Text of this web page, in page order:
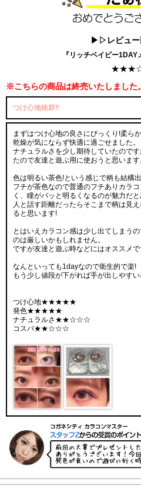
▶▷レビュ
『リッチベイビー1DAY
※こちらの商品は終売いたしました。
つけ心地抜群!!
まずはつけ心地の良さにびっくり!柔ら
乾燥が気にならず快適に過ごせました。
ナチュラルさを少し期待していたので
たので友達と遊ぶ用に使おうと思います
色は明るい茶色!という感じで柄も結構出
フチが茶色なので普通のフチありカラ
く、瞳がパッと明るくなるのが魅力だ
人と話す距離だったらそこまで柄は見
ると思います!
とはいえカラコン感は少し出てしまう
のは厳しいかもしれません。
ですが友達と遊ぶ時などにはオススメ
なんといっても1dayなので衛生的で楽!
もう少し値段が下がれば手が出しやすい
つけ心地★★★★★
発色★★★★★
ナチュラルさ★★☆☆☆
コスパ★★☆☆☆